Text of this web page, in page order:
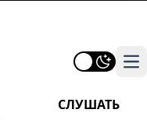
СЛУШАТЬ